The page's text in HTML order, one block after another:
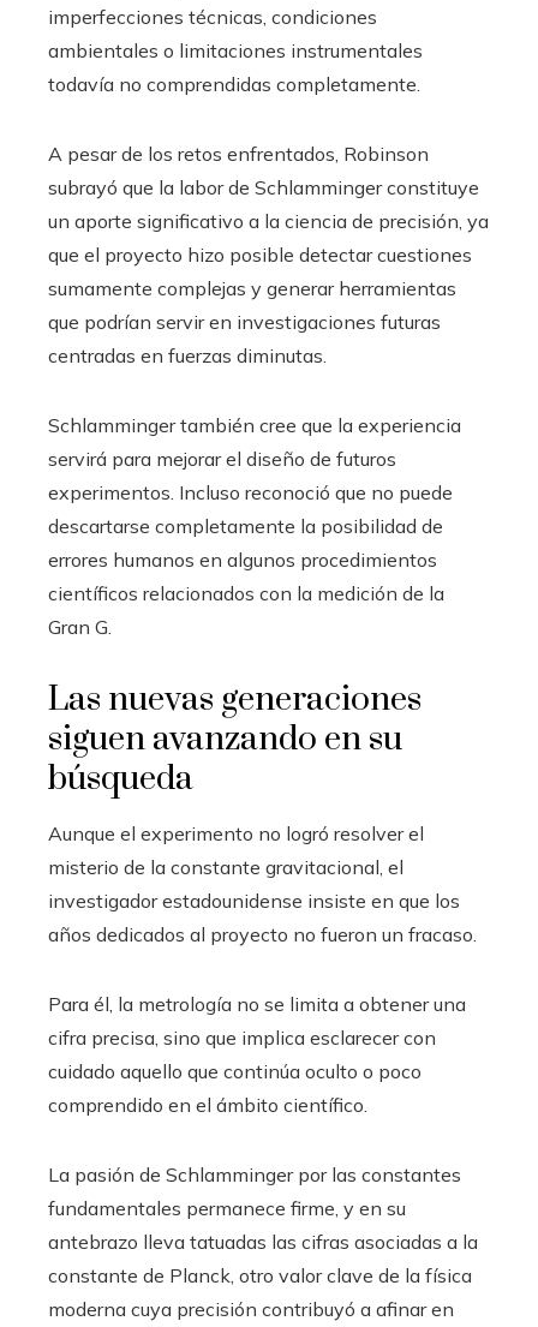
imperfecciones técnicas, condiciones
ambientales o limitaciones instrumentales
todavía no comprendidas completamente.
A pesar de los retos enfrentados, Robinson
subrayó que la labor de Schlamminger constituye
un aporte significativo a la ciencia de precisión, ya
que el proyecto hizo posible detectar cuestiones
sumamente complejas y generar herramientas
que podrían servir en investigaciones futuras
centradas en fuerzas diminutas.
Schlamminger también cree que la experiencia
servirá para mejorar el diseño de futuros
experimentos. Incluso reconoció que no puede
descartarse completamente la posibilidad de
errores humanos en algunos procedimientos
científicos relacionados con la medición de la
Gran G.
Las nuevas generaciones
siguen avanzando en su
búsqueda
Aunque el experimento no logró resolver el
misterio de la constante gravitacional, el
investigador estadounidense insiste en que los
años dedicados al proyecto no fueron un fracaso.
Para él, la metrología no se limita a obtener una
cifra precisa, sino que implica esclarecer con
cuidado aquello que continúa oculto o poco
comprendido en el ámbito científico.
La pasión de Schlamminger por las constantes
fundamentales permanece firme, y en su
antebrazo lleva tatuadas las cifras asociadas a la
constante de Planck, otro valor clave de la física
moderna cuya precisión contribuyó a afinar en